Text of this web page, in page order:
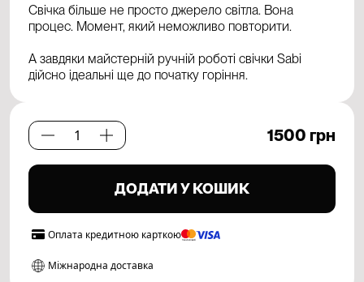
Свічка більше не просто джерело світла. Вона
процес. Момент, який неможливо повторити.
А завдяки майстерній ручній роботі свічки Sabi
дійсно ідеальні ще до початку горіння.
Path
Set.
кількість
1500 грн
ДОДАТИ У КОШИК
Оплата кредитною карткою
Міжнародна доставка